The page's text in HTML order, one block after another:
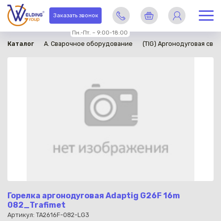
Заказать звонок
Пн.-Пт. – 9:00-18:00
Каталог A. Сварочное оборудование (TIG) Аргонодуговая
Горелка аргонодуговая Adaptig G26F 16m
082_Trafimet
Артикул: TA2616F-082-LG3
в наличии